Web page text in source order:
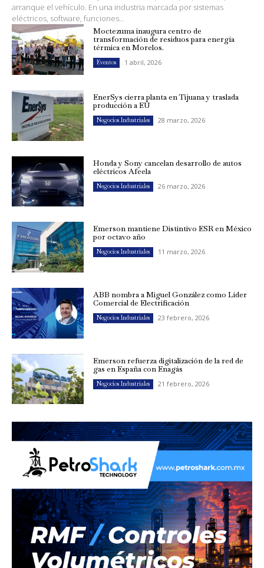
arranque el vehículo. En una industria marcada por sistemas
eléctricos, software, funciones...
Moctezuma inaugura centro de
transformación de residuos para energía
térmica en Morelos.
Eventos 1 abril, 2026
EnerSys cierra planta en Tijuana y traslada
producción a EU
Negocios Industriales 28 marzo, 2026
Honda y Sony cancelan desarrollo de autos
eléctricos Afeela
Negocios Industriales 26 marzo, 2026
Emerson mantiene Distintivo ESR en México
por octavo año
Negocios Industriales 11 marzo, 2026
ABB nombra a Miguel González como Líder
Comercial de Electrificación
Negocios Industriales 23 febrero, 2026
Emerson refuerza digitalización de la red de
gas en España con Enagás
Negocios Industriales 21 febrero, 2026